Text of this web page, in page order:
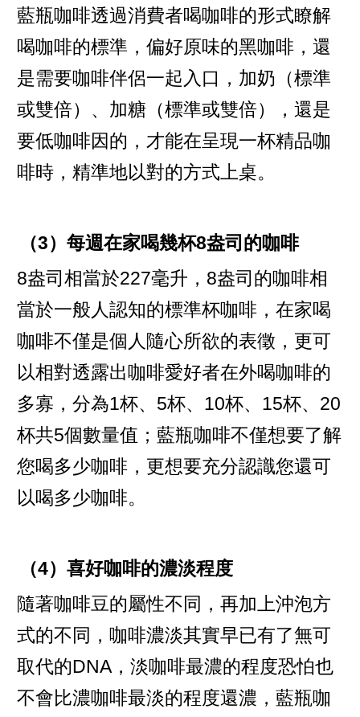
藍瓶咖啡透過消費者喝咖啡的形式瞭解
喝咖啡的標準，偏好原味的黑咖啡，還
是需要咖啡伴侶一起入口，加奶（標準
或雙倍）、加糖（標準或雙倍），還是
要低咖啡因的，才能在呈現一杯精品咖
啡時，精準地以對的方式上桌。
（3）每週在家喝幾杯8盎司的咖啡
8盎司相當於227毫升，8盎司的咖啡相
當於一般人認知的標準杯咖啡，在家喝
咖啡不僅是個人隨心所欲的表徵，更可
以相對透露出咖啡愛好者在外喝咖啡的
多寡，分為1杯、5杯、10杯、15杯、20
杯共5個數量值；藍瓶咖啡不僅想要了解
您喝多少咖啡，更想要充分認識您還可
以喝多少咖啡。
（4）喜好咖啡的濃淡程度
隨著咖啡豆的屬性不同，再加上沖泡方
式的不同，咖啡濃淡其實早已有了無可
取代的DNA，淡咖啡最濃的程度恐怕也
不會比濃咖啡最淡的程度還濃，藍瓶咖